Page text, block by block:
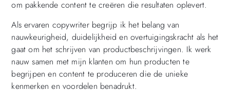
om pakkende content te creëren die resultaten oplevert.
Als ervaren copywriter begrijp ik het belang van
nauwkeurigheid, duidelijkheid en overtuigingskracht als het
gaat om het schrijven van productbeschrijvingen. Ik werk
nauw samen met mijn klanten om hun producten te
begrijpen en content te produceren die de unieke
kenmerken en voordelen benadrukt.